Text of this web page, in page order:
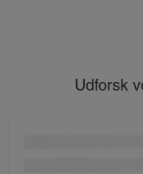
Udforsk